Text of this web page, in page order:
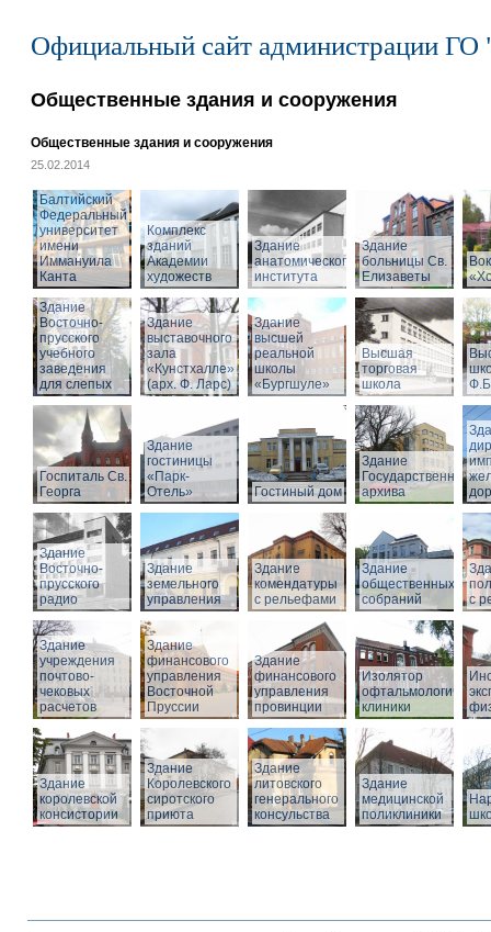
Официальный сайт администрации ГО
Общественные здания и сооружения
Общественные здания и сооружения
25.02.2014
Балтийский
Федеральный
университет
имени
Иммануила
Канта
Комплекс
зданий
Академии
художеств
Здание
анатомического
института
Здание
больницы Св.
Елизаветы
Здание
Восточно-
прусского
учебного
заведения
для слепых
Здание
выставочного
зала
«Кунстхалле»
(арх. Ф. Ларс)
Здание
высшей
реальной
школы
«Бургшуле»
Высшая
торговая
школа
Госпиталь Св.
Георга
Здание
гостиницы
«Парк-
Отель»
Гостиный дом
Здание
Государственного
архива
Здание
Восточно-
прусского
радио
Здание
земельного
управления
Здание
комендатуры
с рельефами
Здание
общественных
собраний
с
Здание
учреждения
почтово-
чековых
расчетов
Здание
финансового
управления
Восточной
Пруссии
Здание
финансового
управления
провинции
Изолятор
клиники
Здание
королевской
консистории
Здание
Королевского
сиротского
приюта
Здание
литовского
генерального
консульства
Здание
медицинской
поликлиники